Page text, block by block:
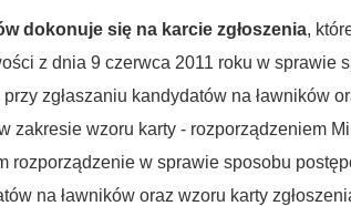
dokonuje się na karcie zgłoszenia,
z dnia 9 czerwca 2011 roku w sprawie
zgłaszaniu kandydatów na ławników
zakresie wzoru karty - rozporządzeniem
rozporządzenie w sprawie sposobu
na ławników oraz wzoru karty